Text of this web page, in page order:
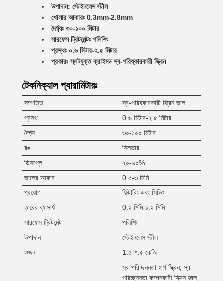
উপাদান: স্টেইনলেস স্টীল
খোলার আকারঃ 0.3mm-2.8mm
দৈর্ঘ্যঃ ৩০-১০০ মিটার
সারফেস ট্রিটমেন্টঃ পলিশিং
প্রস্থঃ ০.৬ মিটার-২.৫ মিটার
প্রকারঃ স্লটযুক্ত ক্রাইমড স্ব-পরিষ্কারকারী স্ক্রিন
টেকনিক্যাল প্যারামিটারঃ
সম্পত্তি
স্ব-পরিষ্কারকারী স্ক্রিন জাল
প্রস্থ
0.৬ মিটার-২.৫ মিটার
দৈর্ঘ্য
৩০-১০০ মিটার
রঙ
সিলভার
ডিসপ্লে
২০-৬০%
জালের আকার
0.৫-৩ মিমি
প্রয়োগ
ফিল্টারিং এবং সিভিং
তারের ব্যাসার্ধ
0.২ মিমি-১.২ মিমি
সারফেস ট্রিটমেন্ট
পলিশিং
উপাদান
স্টেইনলেস স্টীল
ওজন
1.৫-৭.৫ কেজি
স্ব-পরিচ্ছন্নতা হার্প স্ক্রিন, স্ব-
পরিচ্ছন্নতা কম্পনকারী স্ক্রিন জাল,